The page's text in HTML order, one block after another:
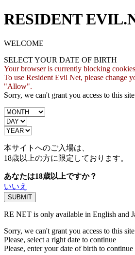
RESIDENT
WELCOME
SELECT YOUR DATE OF BIRTH
Your browser is currently blocking
To use Resident Evil Net, please change
"Allow".
Sorry, we can't grant you access to this
本サイトへのご入場は、
18歳以上の方に限定しております。
あなたは18歳以上ですか？
いいえ
RE NET is only available in English and
Sorry, we can't grant you access to this
Please, select a right date to continue
Please, enter your date of birth to continue